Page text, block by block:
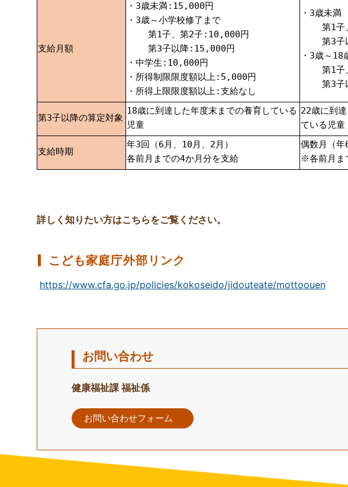
支給月額
・3歳未満:15,000円
・3歳～小学校修了まで
第1子、第2子:10,000円
第3子以降:15,000円
・中学生:10,000円
・所得制限限度額以上:5,000円
・所得上限限度額以上:支給なし
・3歳未満
第1子
第3子
・3歳～18
第1子
第3子
第3子以降の算定対象
18歳に到達した年度末までの養育している
児童
22歳に到
ている児童
支給時期
年3回（6月、10月、2月）
各前月までの4か月分を支給
偶数月（年
※各前月ま
詳しく知りたい方はこちらをご覧ください。
こども家庭庁外部リンク
https://www.cfa.go.jp/policies/kokoseido/jidouteate/mottoouen
お問い合わせ
健康福祉課 福祉係
お問い合わせフォーム